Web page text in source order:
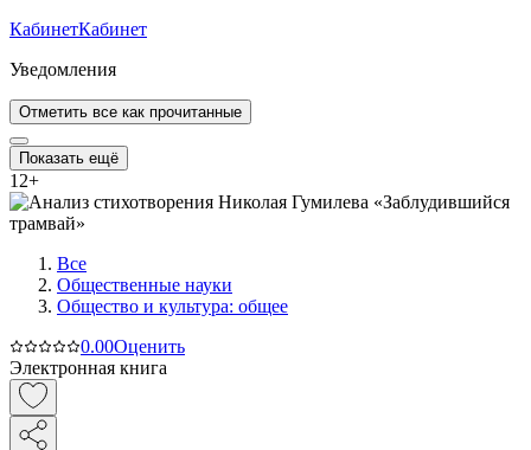
КабинетКабинет
Уведомления
Отметить все как прочитанные
Показать ещё
12+
Все
Общественные науки
Общество и культура: общее
0.00Оценить
Электронная книга